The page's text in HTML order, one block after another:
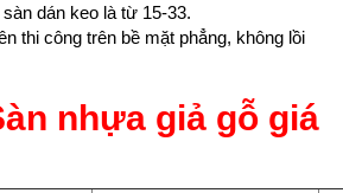
dán keo là từ 15-33.
thi công trên bề mặt phẳng, không lồi
nhựa giả gỗ giá